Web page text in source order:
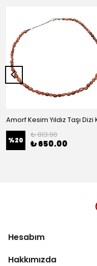
%20
₺ 813.00
₺ 650.00
Hesabım
Hakkımızda